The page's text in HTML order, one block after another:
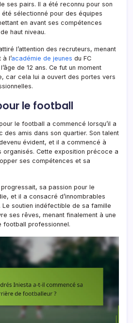
ses pairs. Il a été reconnu pour son
sélectionné pour des équipes
en avant ses compétences
haut niveau.
l’attention des recruteurs, menant
l’académie de jeunes du FC
de 12 ans. Ce fut un moment
car cela lui a ouvert des portes vers
le football
le football a commencé lorsqu’il a
des amis dans son quartier. Son talent
évident, et il a commencé à
Cette exposition précoce a
ses compétences et sa
sa passion pour le
et il a consacré d’innombrables
Le soutien indéfectible de sa famille
ses rêves, menant finalement à une
football professionnel.